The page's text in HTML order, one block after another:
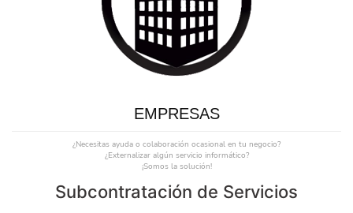
EMPRESAS
¿Necesitas ayuda o colaboración ocasional en tu negocio?
¿Externalizar algún servicio informático?
¡Somos la solución!
Subcontratación de Servicios